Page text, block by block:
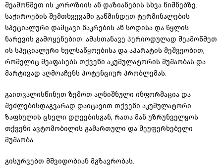
შეამოწმეთ ის კოროზიის ან დაზიანების სხვა ნიშნებზე.
საჭიროების შემთხვევაში გაწმინდეთ ტერმინალების
სპეციალური დამცავი ნაკრების ან სოდისა და წყლის
ნარევის გამოყენებით. ამასთანავე პერიოდულად შეამოწმეთ
ის სპეციალური ხელსაწყოებისა და აპარატის მეშვეობით,
რომელიც შეაფასებს თქვენი აკუმულატორის მუშაობას და
მარტივად აღმოაჩენს პოტენციურ პრობლემას.
გაითვალისწინეთ ზემოთ აღნიშნული ინფორმაცია და
შეძლებისდაგვარად დაიცავით თქვენი აკუმულატორი
ზაფხულის ცხელი დღეებისგან, რათა მან უზრუნველყოს
თქვენი ავტომობილის გამართული და შეუფერხებელი
მუშაობა.
გისურვებთ მშვიდობიან მგზავრობას.